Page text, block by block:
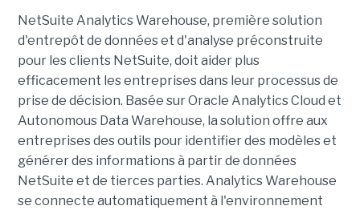
NetSuite Analytics Warehouse, première solution
d'entrepôt de données et d'analyse préconstruite
pour les clients NetSuite, doit aider plus
efficacement les entreprises dans leur processus de
prise de décision. Basée sur Oracle Analytics Cloud et
Autonomous Data Warehouse, la solution offre aux
entreprises des outils pour identifier des modèles et
générer des informations à partir de données
NetSuite et de tierces parties. Analytics Warehouse
se connecte automatiquement à l'environnement